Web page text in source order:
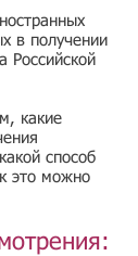
в получении
Российской
какие
способ
это можно